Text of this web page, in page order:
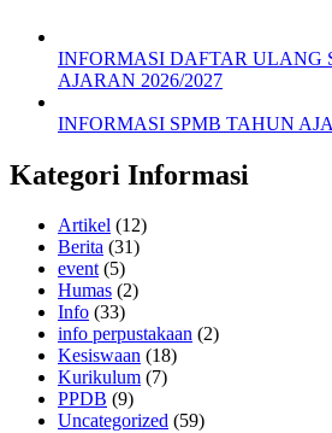
INFORMASI DAFTAR ULANG
AJARAN 2026/2027
INFORMASI SPMB TAHUN
Kategori Informasi
Artikel (12)
Berita (31)
event(5)
Humas (2)
Info (33)
info perpustakaan (2)
Kesiswaan (18)
Kurikulum (7)
PPDB (9)
Uncategorized (59)